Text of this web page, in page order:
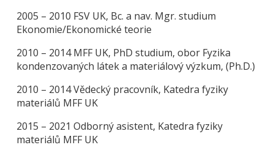
2005 – 2010 FSV UK, Bc. a nav. Mgr. studium
Ekonomie/Ekonomické teorie
2010 – 2014 MFF UK, PhD studium, obor Fyzika
kondenzovaných látek a materiálový výzkum, (Ph.D.)
2010 – 2014 Vědecký pracovník, Katedra fyziky
materiálů MFF UK
2015 – 2021 Odborný asistent, Katedra fyziky
materiálů MFF UK